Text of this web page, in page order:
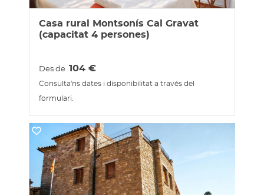
Casa rural Montsonís Cal Gravat
(capacitat 4 persones)
Des de 104€
Consulta'ns dates i disponibilitat a través del
formulari.